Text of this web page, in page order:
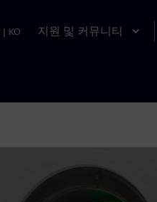
| KO 지원 및 커뮤니티